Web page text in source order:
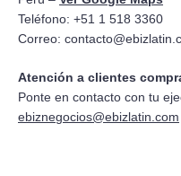
Teléfono: +51 1 518 3360
Correo:
Atención a clientes
Ponte en contacto con tu
ebiznegocios@ebizlatin.com